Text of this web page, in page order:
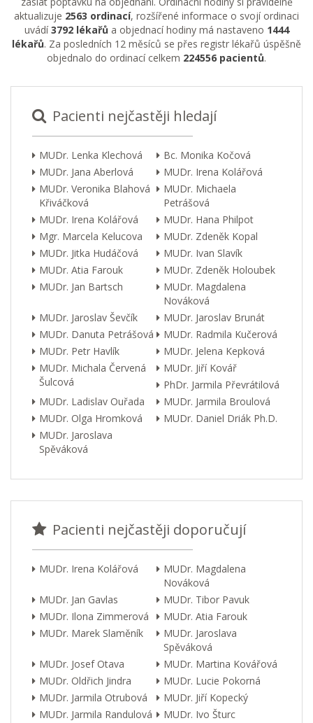
aktualizuje 2563 ordinací, rozšířené informace o svojí ordinaci
uvádí3792 lékařů a objednací hodiny má nastaveno 1444
lékařů. Za posledních 12 měsíců se přes registr lékařů úspěšně
objednalo do ordinací celkem 224556 pacientů.
Pacienti nejčastěji hledají
MUDr. Lenka Klechová
Bc. Monika Kočová
MUDr. Jana Aberlová
MUDr. Irena Kolářová
MUDr. Veronika Blahová
Křiváčková
MUDr. Michaela
Petrášová
MUDr. Irena Kolářová
MUDr. Hana Philpot
Mgr. Marcela Kelucova
MUDr. Zdeněk Kopal
MUDr. Jitka Hudáčová
MUDr. Ivan Slavík
MUDr. Atia Farouk
MUDr. Zdeněk Holoubek
MUDr. Jan Bartsch
MUDr. Magdalena
Nováková
MUDr. Jaroslav Ševčík
MUDr. Jaroslav Brunát
MUDr. Danuta Petrášová
MUDr. Radmila Kučerová
MUDr. Petr Havlík
MUDr. Jelena Kepková
MUDr. Michala Červená
Šulcová
MUDr. Jiří Kovář
PhDr. Jarmila Převrátilová
MUDr. Ladislav Ouřada
MUDr. Jarmila Broulová
MUDr. Olga Hromková
MUDr. Daniel Driák Ph.D.
MUDr. Jaroslava
Spěváková
Pacienti nejčastěji doporučují
MUDr. Irena Kolářová
MUDr. Magdalena
Nováková
MUDr. Jan Gavlas
MUDr. Tibor Pavuk
MUDr. Ilona Zimmerová
MUDr. Atia Farouk
MUDr. Marek Slaměník
MUDr. Jaroslava
Spěváková
MUDr. Josef Otava
MUDr. Martina Kovářová
MUDr. Oldřich Jindra
MUDr. Lucie Pokorná
MUDr. Jarmila Otrubová
MUDr. Jiří Kopecký
MUDr. Jarmila Randulová
MUDr. Ivo Šturc